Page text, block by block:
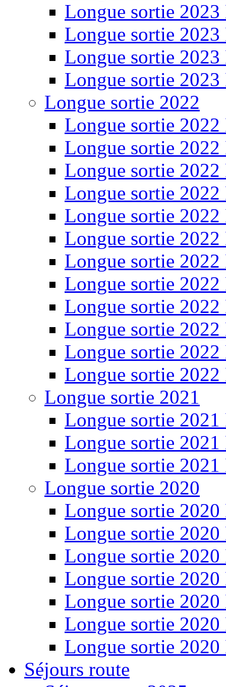
Longue sortie 2023
Longue sortie 2023
Longue sortie 2023
Longue sortie 2023
Longue sortie 2022
Longue sortie 2022
Longue sortie 2022
Longue sortie 2022
Longue sortie 2022
Longue sortie 2022
Longue sortie 2022
Longue sortie 2022
Longue sortie 2022
Longue sortie 2022
Longue sortie 2022
Longue sortie 2022
Longue sortie 2022
Longue sortie 2021
Longue sortie 2021
Longue sortie 2021
Longue sortie 2021
Longue sortie 2020
Longue sortie 2020
Longue sortie 2020
Longue sortie 2020
Longue sortie 2020
Longue sortie 2020
Longue sortie 2020
Longue sortie 2020
Séjours route